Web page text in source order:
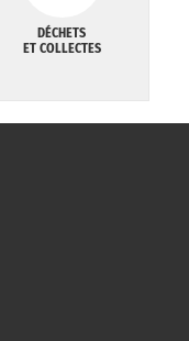
DÉCHETS
ET COLLECTES